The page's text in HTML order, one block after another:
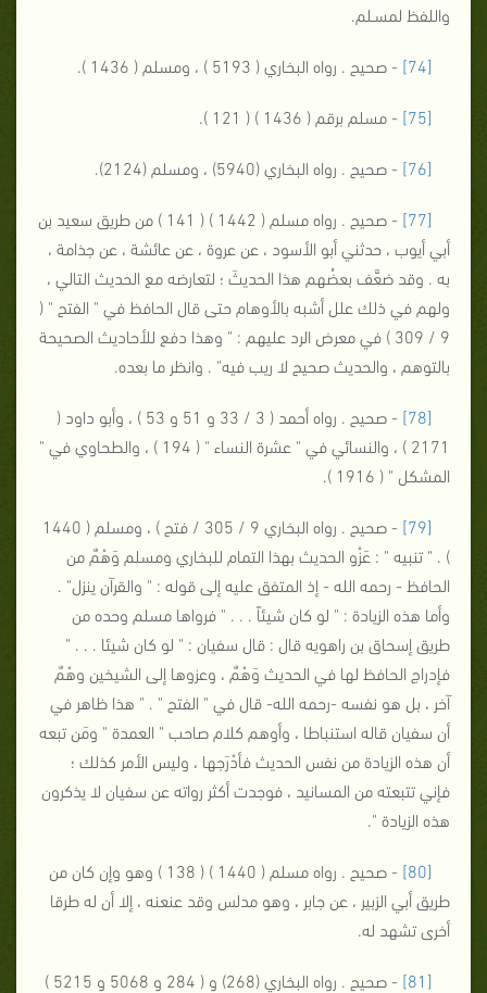
واللفظ لمسـلم.
[74] - صحيح . رواه البخاري ( 5193 ) ، ومسلم ( 1436 ).
[75] - مسلم برقم ( 1436 ) ( 121 ).
[76] - صحيح . رواه البخاري (5940) ، ومسلم (2124).
[77]
- صحيح . رواه مسلم ( 1442 ) ( 141 ) من طريق سعيد بن
أبي أيوب ، حدثني أبو الأسود ، عن عروة ، عن عائشة ، عن جذامة ،
به . وقد ضعَّف بعضُهم هذا الحديثَ ؛ لتعارضه مع الحديث التالي ،
ولهم في ذلك علل أشبه بالأوهام حتى قال الحافظ في " الفتح " (
9 / 309 ) في معرض الرد عليهم : " وهذا دفع للأحاديث الصحيحة
بالتوهم ، والحديث صحيح لا ريب فيه" . وانظر ما بعده.
[78]
- صحيح . رواه أحمد ( 3 / 33 و 51 و 53 ) ، وأبو داود (
2171 ) ، والنسائي في " عشرة النساء " ( 194 ) ، والطحاوي في "
المشكل " ( 1916 ).
[79]
- صحيح . رواه البخاري 9 / 305 / فتح ) ، ومسلم ( 1440
) . " تنبيه " : عَزْو الحديث بهذا التمام للبخاري ومسلم وَهْمٌ من
الحافظ - رحمه الله - إذ المتفق عليه إلى قوله : " والقرآن ينزل" .
وأما هذه الزيادة : " لو كان شيئاً . . . " فرواها مسلم وحده من
طريق إسحاق بن راهويه قال : قال سفيان : " لو كان شيئا . . . "
فإدراج الحافظ لها في الحديث وَهْمٌ ، وعزوها إلى الشيخين وهْمٌ
آخر ، بل هو نفسه -رحمه الله- قال في " الفتح " . " هذا ظاهر في
أن سفيان قاله استنباطا ، وأوهم كلام صاحب " العمدة " ومَن تبعه
أن هذه الزيادة من نفس الحديث فأدْرَجها ، وليس الأمر كذلك ؛
فإني تتبعته من المسانيد ، فوجدت أكثر رواته عن سفيان لا يذكرون
هذه الزيادة ".
[80]
- صحيح . رواه مسلم ( 1440 ) ( 138 ) وهو وإن كان من
طريق أبي الزبير ، عن جابر ، وهو مدلس وقد عنعنه ، إلا أن له طرقا
أخرى تشهد له.
[81]
- صحيح . رواه البخاري (268) و ( 284 و 5068 و 5215 )